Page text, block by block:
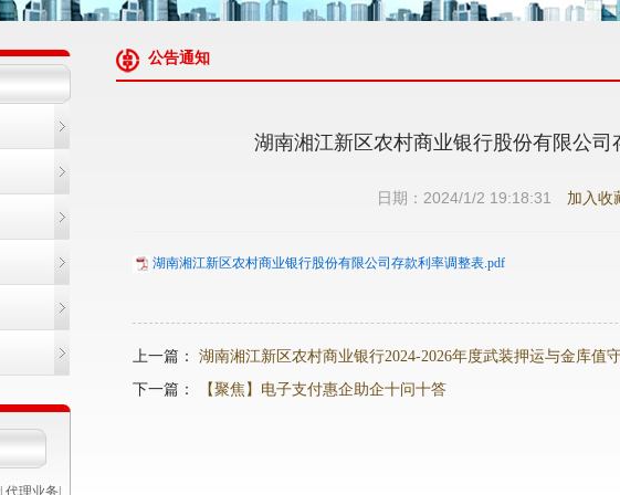
代理业务
公告通知
湖南湘江新区农村商业银行股份有限公司
日期：2024/1/2 19:18:31 加入收
湖南湘江新区农村商业银行股份有限公司存款利率调整表.pdf
上一篇： 湖南湘江新区农村商业银行2024-2026年度武装押运与金库值
下一篇：
【聚焦】电子支付惠企助企十问十答